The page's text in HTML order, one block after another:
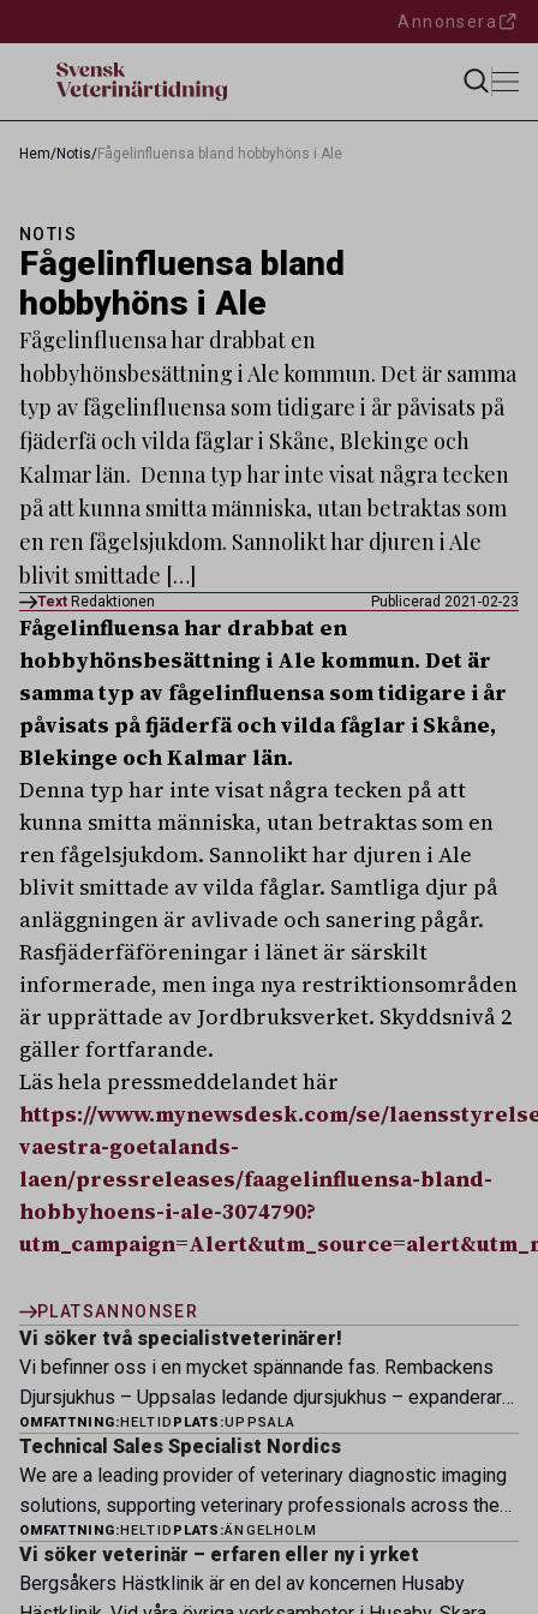
Annonsera
Hem/Notis/Fågelinfluensa bland hobbyhöns i Ale
NOTIS
Fågelinfluensa bland
hobbyhöns i Ale
Fågelinfluensa har drabbat en
hobbyhönsbesättning i Ale kommun. Det är samma
typ av fågelinfluensa som tidigare i år påvisats på
fjäderfä och vilda fåglar i Skåne, Blekinge och
Kalmar län. Denna typ har inte visat några tecken
på att kunna smitta människa, utan betraktas som
en ren fågelsjukdom. Sannolikt har djuren i Ale
blivit smittade […]
Text Redaktionen Publicerad 2021-02-23
Fågelinfluensa har drabbat en
hobbyhönsbesättning i Ale kommun. Det är
samma typ av fågelinfluensa som tidigare i år
påvisats på fjäderfä och vilda fåglar i Skåne,
Blekinge och Kalmar län.
Denna typ har inte visat några tecken på att
kunna smitta människa, utan betraktas som en
ren fågelsjukdom. Sannolikt har djuren i Ale
blivit smittade av vilda fåglar. Samtliga djur på
anläggningen är avlivade och sanering pågår.
Rasfjäderfäföreningar i länet är särskilt
informerade, men inga nya restriktionsområden
är upprättade av Jordbruksverket. Skyddsnivå 2
gäller fortfarande.
Läs hela pressmeddelandet här
https://www.mynewsdesk.com/se/
vaestra-goetalands-
laen/pressreleases/faagelinfluensa-bland-
hobbyhoens-i-ale-3074790?
PLATSANNONSER
Vi söker två specialistveterinärer!
Vi befinner oss i en mycket spännande fas. Rembackens
Djursjukhus – Uppsalas ledande djursjukhus – expanderar
nu sin specialistverksamhet och söker legitimerade
veterinärer med specialistkompetens som vill vara med
och forma vårt nästa kapitel. Hos oss möter du ett
engagerat team, moderna faciliteter och verkliga
möjligheter att bedriva avancerad djursjukvård. Vad vi
erbjuder Särskilt meriterande: […]
OMFATTNING:HELTID PLATS:UPPSALA
Technical Sales Specialist Nordics
We are a leading provider of veterinary diagnostic imaging
solutions, supporting veterinary professionals across the
Nordic region with innovative technology, expert advice, and
dedicated customer service. Business context Our mission
is to help veterinarians deliver the highest standard of care
OMFATTNING:HELTID PLATS:ÄNGELHOLM
Vi söker veterinär – erfaren eller ny i yrket
Bergsåkers Hästklinik är en del av koncernen Husaby